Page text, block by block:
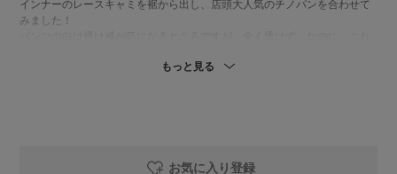
インナーのレースキャミを裾から出し、店頭大人気のチノパンを合わせて
みました！
もっと見る
お気に入り登録